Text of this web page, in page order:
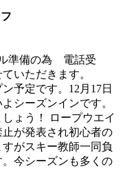
フ
準備の為 電話受
いただきます。
予定です。12月17日
シーズンインです。
ょう！ ロープウエイ
が発表され初心者の
がスキー教師一同負
今シーズンも多くの